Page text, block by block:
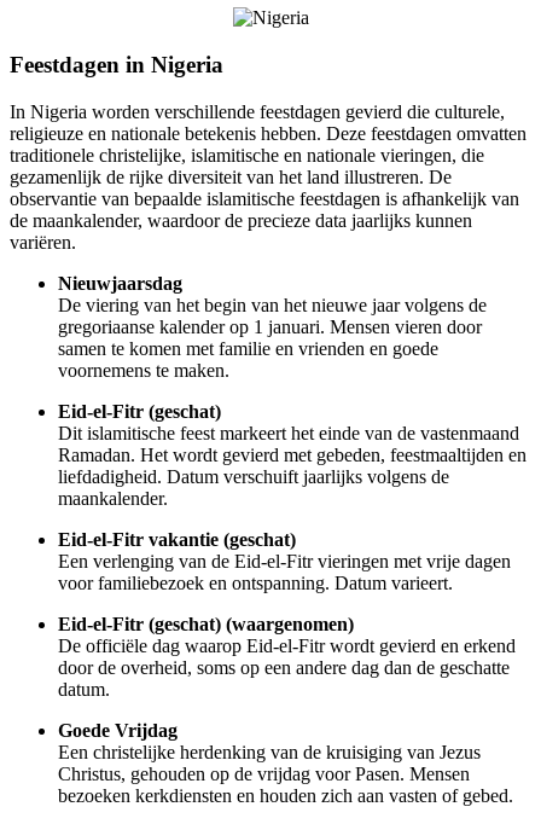
Feestdagen in Nigeria
In Nigeria worden verschillende feestdagen gevierd die culturele,
religieuze en nationale betekenis hebben. Deze feestdagen omvatten
traditionele christelijke, islamitische en nationale vieringen, die
gezamenlijk de rijke diversiteit van het land illustreren. De
observantie van bepaalde islamitische feestdagen is afhankelijk van
de maankalender, waardoor de precieze data jaarlijks kunnen
variëren.
Nieuwjaarsdag
De viering van het begin van het nieuwe jaar volgens de
gregoriaanse kalender op 1 januari. Mensen vieren door
samen te komen met familie en vrienden en goede
voornemens te maken.
Eid-el-Fitr (geschat)
Dit islamitische feest markeert het einde van de vastenmaand
Ramadan. Het wordt gevierd met gebeden, feestmaaltijden en
liefdadigheid. Datum verschuift jaarlijks volgens de
maankalender.
Eid-el-Fitr vakantie (geschat)
Een verlenging van de Eid-el-Fitr vieringen met vrije dagen
voor familiebezoek en ontspanning. Datum varieert.
Eid-el-Fitr (geschat) (waargenomen)
De officiële dag waarop Eid-el-Fitr wordt gevierd en erkend
door de overheid, soms op een andere dag dan de geschatte
datum.
Goede Vrijdag
Een christelijke herdenking van de kruisiging van Jezus
Christus, gehouden op de vrijdag voor Pasen. Mensen
bezoeken kerkdiensten en houden zich aan vasten of gebed.